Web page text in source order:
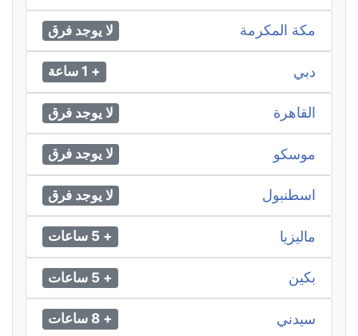
مكة المكرمة لا يوجد فرق
دبي + 1 ساعة
القاهرة لا يوجد فرق
موسكو لا يوجد فرق
اسطنبول لا يوجد فرق
ماليزيا + 5 ساعات
بكين + 5 ساعات
سيدني + 8 ساعات